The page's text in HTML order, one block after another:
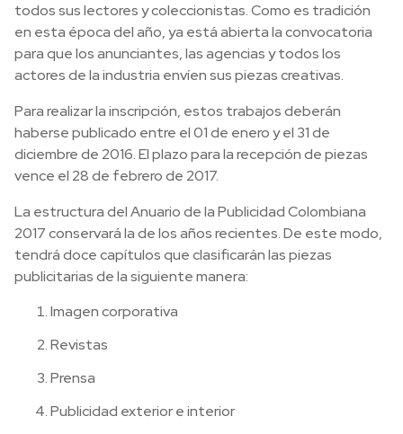
todos sus lectores y coleccionistas. Como es tradición
en esta época del año, ya está abierta la convocatoria
para que los anunciantes, las agencias y todos los
actores de la industria envíen sus piezas creativas.
Para realizar la inscripción, estos trabajos deberán
haberse publicado entre el 01 de enero y el 31 de
diciembre de 2016. El plazo para la recepción de piezas
vence el 28 de febrero de 2017.
La estructura del Anuario de la Publicidad Colombiana
2017 conservará la de los años recientes. De este modo,
tendrá doce capítulos que clasificarán las piezas
publicitarias de la siguiente manera:
Imagen corporativa
Revistas
Prensa
Publicidad exterior e interior